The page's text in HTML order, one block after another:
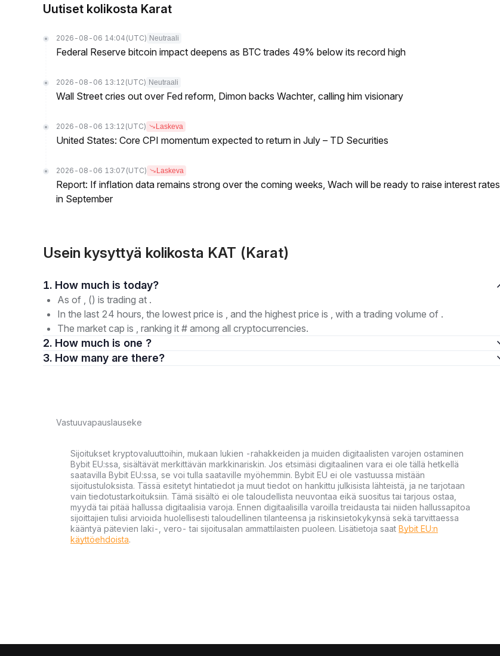
Uutiset kolikosta Karat
2026-08-06 14:04 (UTC) Neutraali
Federal Reserve bitcoin impact deepens as BTC trades 49% below its record high
2026-08-06 13:12 (UTC) Neutraali
Wall Street cries out over Fed reform, Dimon backs Wachter, calling him visionary
2026-08-06 13:12 (UTC) Laskeva
United States: Core CPI momentum expected to return in July – TD Securities
2026-08-06 13:07 (UTC) Laskeva
Report: If inflation data remains strong over the coming weeks, Wach will be ready to raise interest rates
in September
Usein kysyttyä kolikosta KAT (Karat)
1. How much is today?
As of , () is trading at .
In the last 24 hours, the lowest price is , and the highest price is , with a trading volume of .
The market cap is , ranking it # among all cryptocurrencies.
2. How much is one ?
3. How many are there?
Vastuuvapauslauseke
Sijoitukset kryptovaluuttoihin, mukaan lukien -rahakkeiden ja muiden digitaalisten varojen ostaminen
Bybit EU:ssa, sisältävät merkittävän markkinariskin. Jos etsimäsi digitaalinen vara ei ole tällä hetkellä
saatavilla Bybit EU:ssa, se voi tulla saataville myöhemmin. Bybit EU ei ole vastuussa mistään
sijoitustuloksista. Tässä esitetyt hintatiedot ja muut tiedot on hankittu julkisista lähteistä, ja ne tarjotaan
vain tiedotustarkoituksiin. Tämä sisältö ei ole taloudellista neuvontaa eikä suositus tai tarjous ostaa,
myydä tai pitää hallussa digitaalisia varoja. Ennen digitaalisilla varoilla treidausta tai niiden hallussapitoa
sijoittajien tulisi arvioida huolellisesti taloudellinen tilanteensa ja riskinsietokykynsä sekä tarvittaessa
kääntyä pätevien laki-, vero- tai sijoitusalan ammattilaisten puoleen. Lisätietoja saat Bybit EU:n
käyttöehdoista.